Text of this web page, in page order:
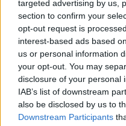
targeted advertising by us,
section to confirm your
opt-out request is
interest-based ads based
us or personal information
your opt-out. You may
disclosure of your personal
IAB’s list of downstream
also be disclosed by us to
Downstream Participants
καταγράφηκαν τα
βροχής (ΓΡΑΦΗΜΑ)
Χιόνι μέχρι 15 εκ.
καταγράφηκαν
κακοκαιρία